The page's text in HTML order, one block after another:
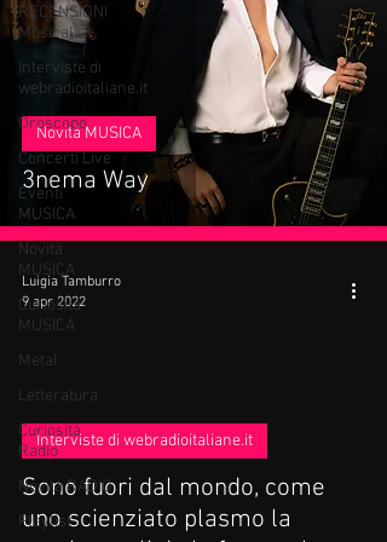
RECENSIONI
Musicali
Interviste di
webradioitaliane.it
Oroscopo
Concerti Live
Eventi
MUSICA
Novità
MUSICA
Curiosità
MUSICA
Metal
Letteratura
Curiosità
Radio
Novità RADIO
Playlist
3nema Way
Novità MUSICA
Sono fuori dal mondo, come
uno scienziato plasmo la
Interviste di webradioitaliane.it
Luigia Tamburro
9 apr 2022